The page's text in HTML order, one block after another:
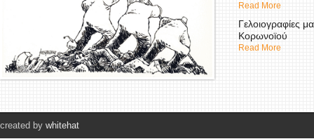
Read More
Γελοιογραφίες
Κορωνοϊού
Read More
created by whitehat